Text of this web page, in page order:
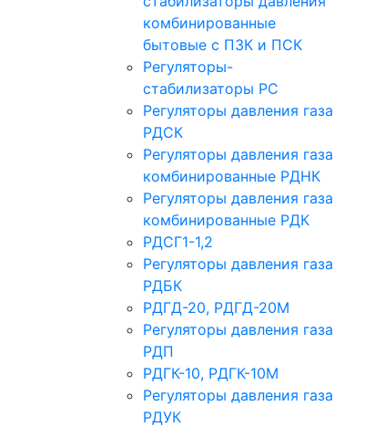
комбинированные
бытовые с ПЗК и ПСК
Регуляторы-
стабилизаторы РС
Регуляторы давления газа
РДСК
Регуляторы давления газа
комбинированные РДНК
Регуляторы давления газа
комбинированные РДК
РДСГ1-1,2
Регуляторы давления газа
РДБК
РДГД-20, РДГД-20М
Регуляторы давления газа
РДП
РДГК-10, РДГК-10М
Регуляторы давления газа
РДУК